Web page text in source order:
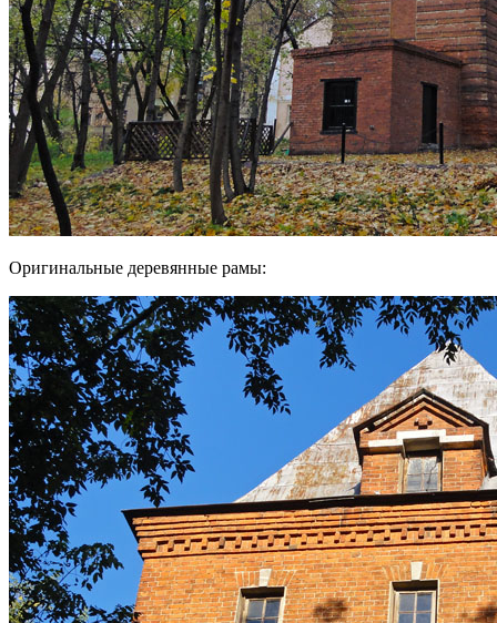
Оригинальные деревянные рамы: